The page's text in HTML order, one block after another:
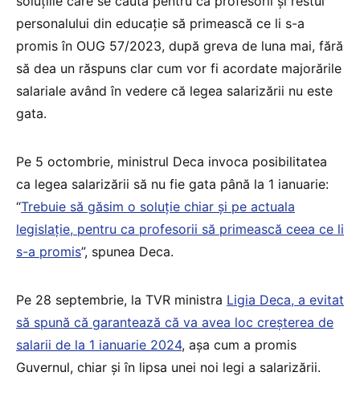
personalului din educație să primească ce li s-a
promis în OUG 57/2023, după greva de luna mai, fără
să dea un răspuns clar cum vor fi acordate majorările
salariale având în vedere că legea salarizării nu este
gata.
Pe 5 octombrie, ministrul Deca invoca posibilitatea
ca legea salarizării să nu fie gata până la 1 ianuarie:
“Trebuie să găsim o soluție chiar și pe actuala
legislație, pentru ca profesorii să primească ceea ce li
s-a promis”, spunea Deca.
Pe 28 septembrie, la TVR ministra Ligia Deca, a evitat
să spună că garantează că va avea loc creșterea de
salarii de la 1 ianuarie 2024, așa cum a promis
Guvernul, chiar și în lipsa unei noi legi a salarizării.